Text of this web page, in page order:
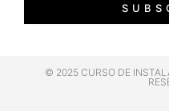
© 2025 CURSO DE